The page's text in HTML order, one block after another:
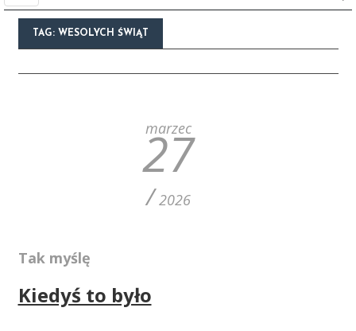
TAG: WESOLYCH ŚWIĄT
marzec
27
/ 2026
Tak myślę
Kiedyś to było